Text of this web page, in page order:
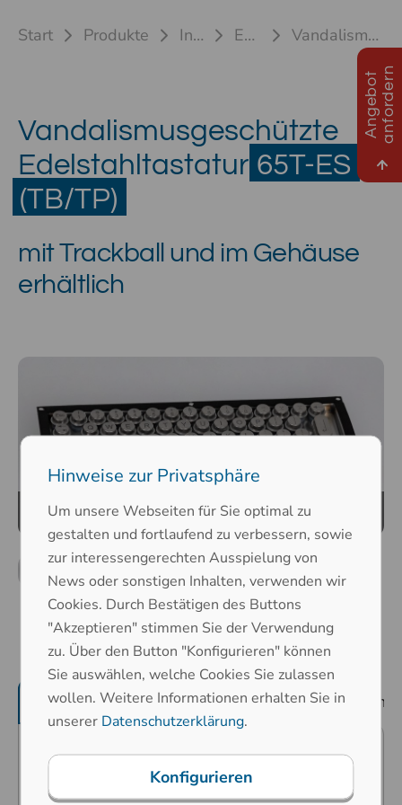
A
n
g
e
b
o
t
a
n
f
o
r
d
e
rn
Start Produkte Industrietastaturen Edelstahltastaturen Vandalismusgeschützte Tastatur 65T-ES (TB/TP)
Vandalismusgeschützte
Edelstahltastatur 65T-ES
(TB/TP)
mit Trackball und im Gehäuse
erhältlich
Produktmerkmale mechanische
Prädestiniert für öffentliche
Umgebungen (Vandalismusgefahr),
Hinweise zur Privatsphäre
Um unsere Webseiten für Sie optimal zu
gestalten und fortlaufend zu verbessern, sowie
zur interessengerechten Ausspielung von
News oder sonstigen Inhalten, verwenden wir
Cookies. Durch Bestätigen des Buttons
"Akzeptieren" stimmen Sie der Verwendung
zu. Über den Button "Konfigurieren" können
Sie auswählen, welche Cookies Sie zulassen
wollen. Weitere Informationen erhalten Sie in
unserer Datenschutzerklärung.
Konfigurieren